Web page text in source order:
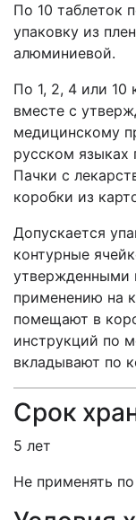
По 10 таблеток
упаковку из
алюминиевой.
По 1, 2, 4 или 10
вместе с
медицинскому
русском языках
Пачки с
коробки из
Допускается
контурные
утвержденными
применению на
помещают в
инструкций по
вкладывают по
Срок
5 лет
Не применять